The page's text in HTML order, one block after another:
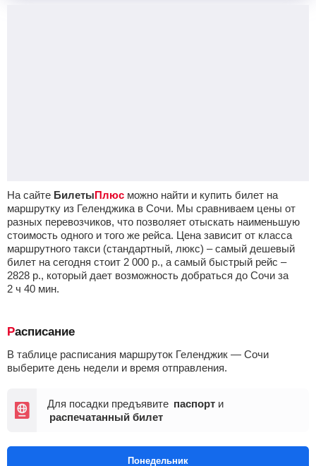
На сайте БилетыПлюс можно найти и купить билет на
маршрутку из Геленджика в Сочи. Мы сравниваем цены от
разных перевозчиков, что позволяет отыскать наименьшую
стоимость одного и того же рейса. Цена зависит от класса
маршрутного такси (стандартный, люкс) – самый дешевый
билет на сегодня стоит 2 000 р., а самый быстрый рейс –
2828 р., который дает возможность добраться до Сочи за
2 ч 40 мин.
Расписание
В таблице расписания маршруток Геленджик — Сочи
выберите день недели и время отправления.
Для посадки предъявите паспорт и
распечатанный билет
Понедельник